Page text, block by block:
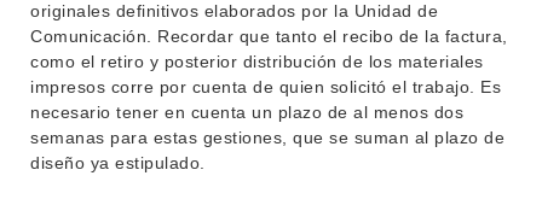
INSTITUCIONAL
DEPARTAMENTOS
ENSEÑANZA
INVESTIGACIÓN
EVA FCS
OFERTA DE GRADO
originales definitivos elaborados por la Unidad de
Comunicación. Recordar que tanto el recibo de la factura,
como el retiro y posterior distribución de los materiales
impresos corre por cuenta de quien solicitó el trabajo. Es
necesario tener en cuenta un plazo de al menos dos
semanas para estas gestiones, que se suman al plazo de
diseño ya estipulado.